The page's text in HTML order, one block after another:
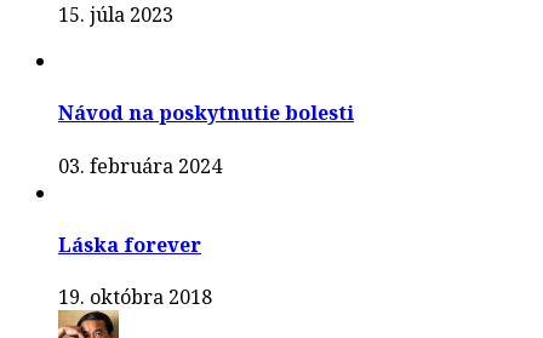
15. júla 2023
Návod na poskytnutie bolesti
03. februára 2024
Láska forever
19. októbra 2018